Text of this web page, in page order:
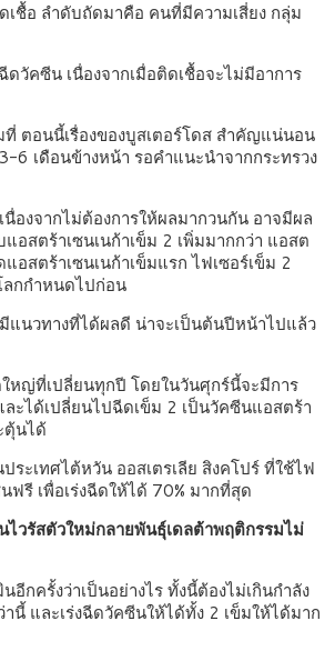
ชื้อ ลำดับถัดมาคือ คนที่มีความเสี่ยง กลุ่ม
วัคซีน เนื่องจากเมื่อติดเชื้อจะไม่มีอาการ
ตอนนี้เรื่องของบูสเตอร์โดส สำคัญแน่นอน
6 เดือนข้างหน้า รอคำแนะนำจากกระทรวง
องจากไม่ต้องการให้ผลมากวนกัน อาจมีผล
สตร้าเซนเนก้าเข็ม 2 เพิ่มมากกว่า แอสต
อสตร้าเซนเนก้าเข็มแรก ไฟเซอร์เข็ม 2
ยโลกกำหนดไปก่อน
แนวทางที่ได้ผลดี น่าจะเป็นต้นปีหน้าไปแล้ว
หญ่ที่เปลี่ยนทุกปี โดยในวันศุกร์นี้จะมีการ
ะได้เปลี่ยนไปฉีดเข็ม 2 เป็นวัคซีนแอสตร้า
กระตุ้นได้
ะเทศไต้หวัน ออสเตรเลีย สิงคโปร์ ที่ใช้ไฟ
รี เพื่อเร่งฉีดให้ได้ 70% มากที่สุด
ไวรัสตัวใหม่กลายพันธุ์เดลต้าพฤติกรรมไม่
กครั้งว่าเป็นอย่างไร ทั้งนี้ต้องไม่เกินกำลัง
และเร่งฉีดวัคซีนให้ได้ทั้ง 2 เข็มให้ได้มาก